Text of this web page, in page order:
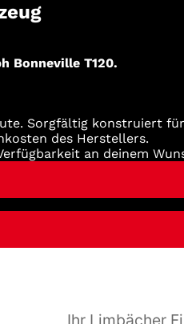
Bonneville T120.
Sorgfältig konstruiert
des Herstellers.
an deinem